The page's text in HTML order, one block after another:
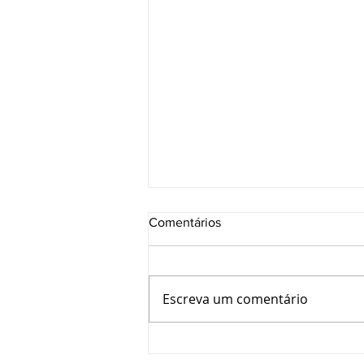
Comentários
Escreva um comentário